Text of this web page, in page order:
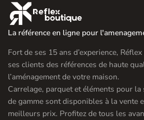

La référence en ligne pour
Fort de ses 15 ans d’experience,
ses clients des références de haute
l’aménagement de votre maison.
Carrelage, parquet et éléments pour
de gamme sont disponibles à la vente
meilleurs prix. Profitez de tous les